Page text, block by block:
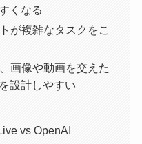
くなる
が複雑なタスクをこ
画像や動画を交えた
設計しやすい
vs OpenAI